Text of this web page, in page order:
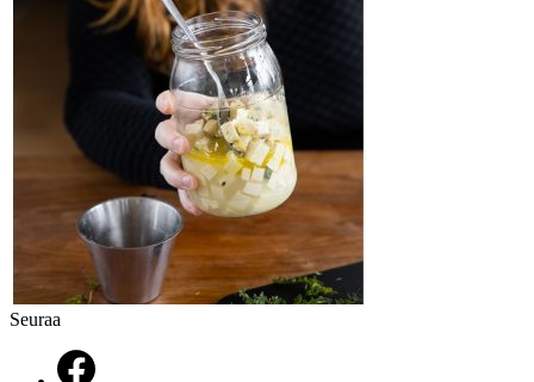
Seuraa